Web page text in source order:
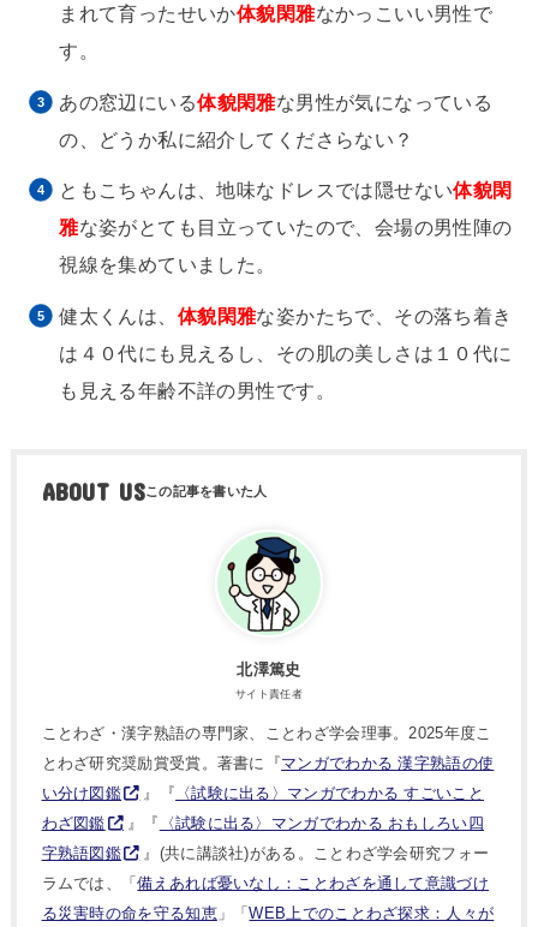
まれて育ったせいか体貌閑雅なかっこいい男性で
す。
あの窓辺にいる体貌閑雅な男性が気になっている
の、どうか私に紹介してくださらない？
ともこちゃんは、地味なドレスでは隠せない体貌閑
雅な姿がとても目立っていたので、会場の男性陣の
視線を集めていました。
健太くんは、 体貌閑雅な姿かたちで、その落ち着き
は４０代にも見えるし、その肌の美しさは１０代に
も見える年齢不詳の男性です。
ABOUT US
北澤篤史
サイト責任者
ことわざ・漢字熟語の専門家、ことわざ学会理事。2025年度こ
とわざ研究奨励賞受賞。著書に『マンガでわかる 漢字熟語の使
い分け図鑑
』『 〈試験に出る〉マンガでわかる すごいこと
わざ図鑑
』『
〈試験に出る〉マンガでわかる おもしろい四
字熟語図鑑
』(共に講談社)がある。ことわざ学会研究フォー
ラムでは、「備えあれば憂いなし：ことわざを通して意識づけ
る災害時の命を守る知恵」「WEB上でのことわざ探求：人々が